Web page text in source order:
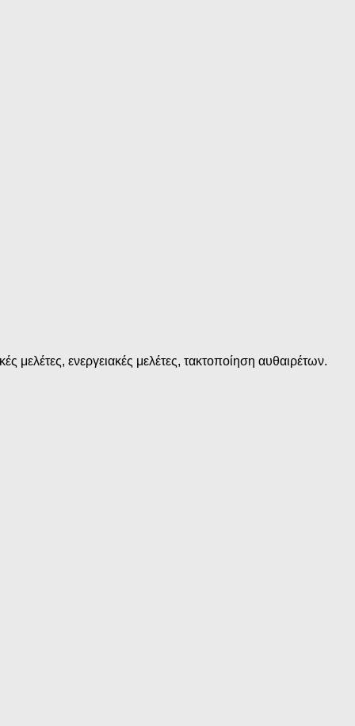
μελέτες, ενεργειακές μελέτες, τακτοποίηση αυθαιρέτων.